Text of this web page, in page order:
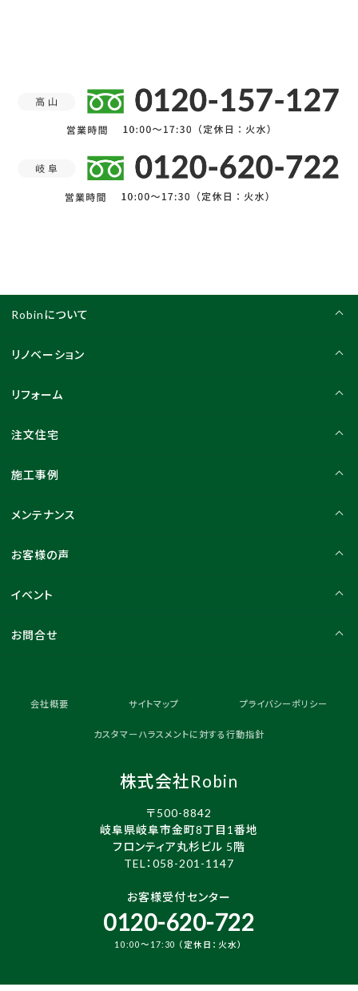
Robinについて
リノベーション
リフォーム
注文住宅
施工事例
メンテナンス
お客様の声
イベント
お問合せ
会社概要 サイトマップ プライバシーポリシー
カスタマーハラスメントに対する行動指針
株式会社Robin
〒500-8842
岐阜県岐阜市金町8丁目1番地
フロンティア丸杉ビル 5階
TEL： 058-201-1147
お客様受付センター
0120-620-722
10:00～17:30 （定休日：火水）